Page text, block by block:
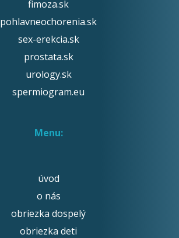
fimoza.sk
pohlavneochorenia.sk
sex-erekcia.sk
prostata.sk
urology.sk
spermiogram.eu
Menu:
úvod
o nás
obriezka dospelý
obriezka deti